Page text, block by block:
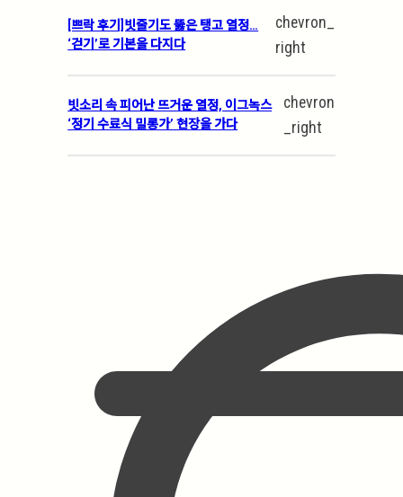
[쁘락 후기]빗줄기도 뚫은 탱고 열정…
‘걷기’로 기본을 다지다
chevron_
right
빗소리 속 피어난 뜨거운 열정, 이그녹스
‘정기 수료식 밀롱가’ 현장을 가다
chevron
_right